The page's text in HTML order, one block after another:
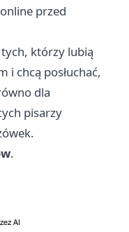
przed
którzy lubią
i chcą posłuchać,
dla
pisarzy
.